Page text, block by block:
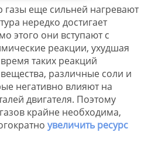
газы еще сильней нагревают
нередко достигает
этого они вступают с
реакции, ухудшая
таких реакций
различные соли и
негативно влияют на
двигателя. Поэтому
крайне необходима,
увеличить ресурс